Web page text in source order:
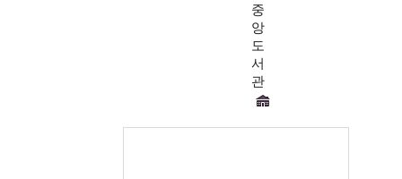
중
앙
도
서
관